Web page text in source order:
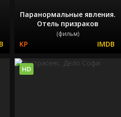
Паранормальные явления.
Отель призраков
(фильм)
HD